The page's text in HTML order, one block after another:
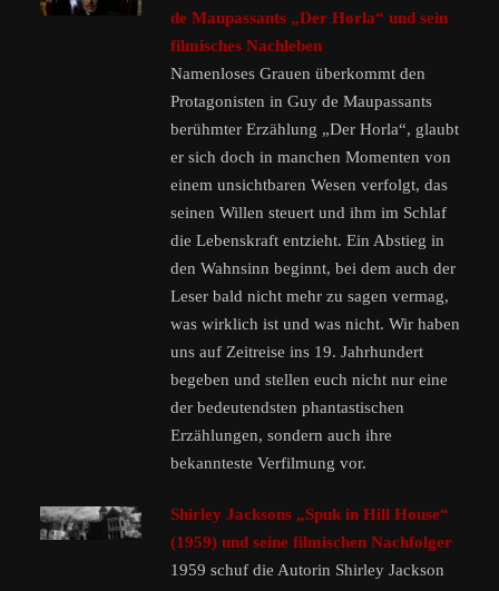
de Maupassants „Der Horla“ und sein
filmisches Nachleben
Namenloses Grauen überkommt den
Protagonisten in Guy de Maupassants
berühmter Erzählung „Der Horla“, glaubt
er sich doch in manchen Momenten von
einem unsichtbaren Wesen verfolgt, das
seinen Willen steuert und ihm im Schlaf
die Lebenskraft entzieht. Ein Abstieg in
den Wahnsinn beginnt, bei dem auch der
Leser bald nicht mehr zu sagen vermag,
was wirklich ist und was nicht. Wir haben
uns auf Zeitreise ins 19. Jahrhundert
begeben und stellen euch nicht nur eine
der bedeutendsten phantastischen
Erzählungen, sondern auch ihre
bekannteste Verfilmung vor.
Shirley Jacksons „Spuk in Hill House“
(1959) und seine filmischen Nachfolger
1959 schuf die Autorin Shirley Jackson